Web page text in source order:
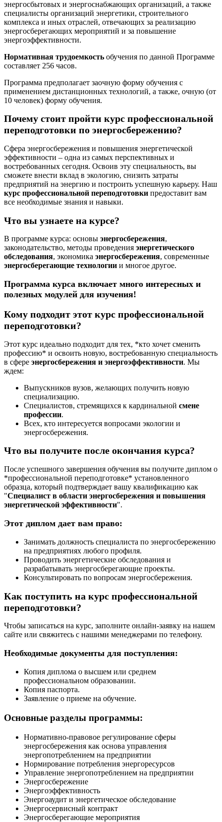
энергосбытовых и энергоснабжающих организаций, а также
специалисты организаций энергетики, строительного
комплекса и иных отраслей, отвечающих за реализацию
энергосберегающих мероприятий и за повышение
энергоэффективности.
Нормативная трудоемкость обучения по данной Программе
составляет 256 часов.
Программа предполагает заочную форму обучения с
применением дистанционных технологий, а также, очную (от
10 человек) форму обучения.
Почему стоит пройти курс профессиональной
переподготовки по энергосбережению?
Сфера энергосбережения и повышения энергетической
эффективности – одна из самых перспективных и
востребованных сегодня. Освоив эту специальность, вы
сможете внести вклад в экологию, снизить затраты
предприятий на энергию и построить успешную карьеру. Наш
курс профессиональной переподготовки предоставит вам
все необходимые знания и навыки.
Что вы узнаете на курсе?
В программе курса: основы энергосбережения,
законодательство, методы проведения энергетического
обследования, экономика энергосбережения, современные
энергосберегающие технологии и многое другое.
Программа курса включает много интересных и
полезных модулей для изучения!
Кому подходит этот курс профессиональной
переподготовки?
Этот курс идеально подходит для тех, *кто хочет сменить
профессию* и освоить новую, востребованную специальность
в сфере энергосбережения и энергоэффективности. Мы
ждем:
Выпускников вузов, желающих получить новую
специализацию.
Специалистов, стремящихся к кардинальной смене
профессии.
Всех, кто интересуется вопросами экологии и
энергосбережения.
Что вы получите после окончания курса?
После успешного завершения обучения вы получите диплом о
*профессиональной переподготовке* установленного
образца, который подтверждает вашу квалификацию как
"Специалист в области энергосбережения и повышения
энергетической эффективности".
Этот диплом дает вам право:
Занимать должность специалиста по энергосбережению
на предприятиях любого профиля.
Проводить энергетические обследования и
разрабатывать энергосберегающие проекты.
Консультировать по вопросам энергосбережения.
Как поступить на курс профессиональной
переподготовки?
Чтобы записаться на курс, заполните онлайн-заявку на нашем
сайте или свяжитесь с нашими менеджерами по телефону.
Необходимые документы для поступления:
Копия диплома о высшем или среднем
профессиональном образовании.
Копия паспорта.
Заявление о приеме на обучение.
Основные разделы программы:
Нормативно-правовое регулирование сферы
энергосбережения как основа управления
энергопотреблением на предприятии
Нормирование потребления энергоресурсов
Управление энергопотреблением на предприятии
Энергосбережение
Энергоэффективность
Энергоаудит и энергетическое обследование
Энергосервисный контракт
Энергосберегающие мероприятия